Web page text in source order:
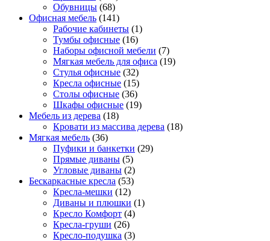
Обувницы (68)
Офисная мебель (141)
Рабочие кабинеты (1)
Тумбы офисные (16)
Наборы офисной мебели (7)
Мягкая мебель для офиса (19)
Стулья офисные (32)
Кресла офисные (15)
Столы офисные (36)
Шкафы офисные (19)
Мебель из дерева (18)
Кровати из массива дерева (18)
Мягкая мебель (36)
Пуфики и банкетки (29)
Прямые диваны (5)
Угловые диваны (2)
Бескаркасные кресла (53)
Кресла-мешки (12)
Диваны и плюшки (1)
Кресло Комфорт (4)
Кресла-груши (26)
Кресло-подушка (3)